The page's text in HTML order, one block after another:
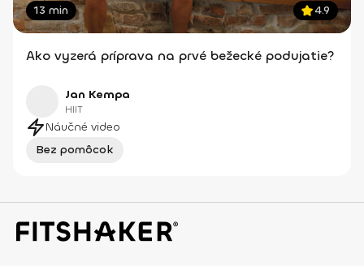
13 min 4.9
Ako vyzerá príprava na prvé bežecké podujatie?
Jan Kempa
HIIT
Náučné video
Bez pomôcok